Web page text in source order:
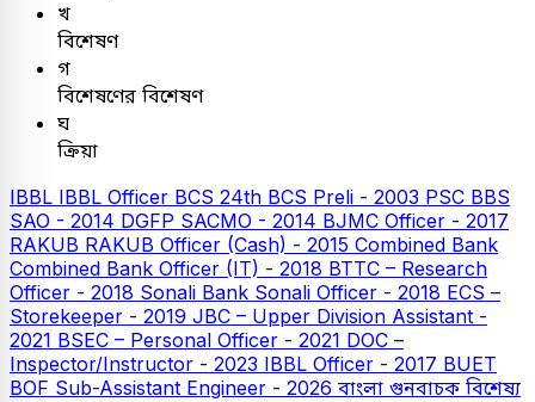
খ
বিশেষণ
গ
বিশেষণের বিশেষণ
ঘ
ক্রিয়া
IBBL IBBL Officer BCS 24th BCS Preli - 2003 PSC BBS
SAO - 2014 DGFP SACMO - 2014 BJMC Officer - 2017
RAKUB RAKUB Officer (Cash) - 2015 Combined Bank
Combined Bank Officer (IT) - 2018 BTTC – Research
Officer - 2018 Sonali Bank Sonali Officer - 2018 ECS –
Storekeeper - 2019 JBC – Upper Division Assistant -
2021 BSEC – Personal Officer - 2021 DOC –
Inspector/Instructor - 2023 IBBL Officer - 2017 BUET
BOF Sub-Assistant Engineer - 2026 বাংলা গুনবাচক বিশেষ্য